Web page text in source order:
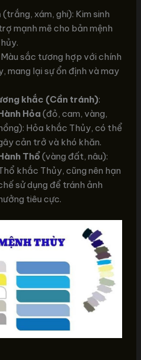
(trắng, xám, ghi): Kim sinh
mạnh mẽ cho bản mệnh
Màu sắc tương hợp với chính
mang lại sự ổn định và may
khắc (Cần tránh):
Hỏa(đỏ, cam, vàng,
Hỏa khắc Thủy, có thể
cản trở và khó khăn.
Thổ(vàng đất, nâu):
khắc Thủy, cũng nên hạn
sử dụng để tránh ảnh
tiêu cực.